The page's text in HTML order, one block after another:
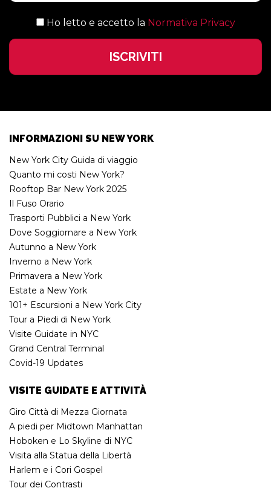
Ho letto e accetto la Normativa Privacy
INFORMAZIONI SU NEW YORK
New York City Guida di viaggio
Quanto mi costi New York?
Rooftop Bar New York 2025
Il Fuso Orario
Trasporti Pubblici a New York
Dove Soggiornare a New York
Autunno a New York
Inverno a New York
Primavera a New York
Estate a New York
101+ Escursioni a New York City
Tour a Piedi di New York
Visite Guidate in NYC
Grand Central Terminal
Covid-19 Updates
VISITE GUIDATE E ATTIVITÀ
Giro Città di Mezza Giornata
A piedi per Midtown Manhattan
Hoboken e Lo Skyline di NYC
Visita alla Statua della Libertà
Harlem e i Cori Gospel
Tour dei Contrasti